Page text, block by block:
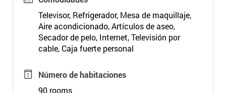
Televisor, Refrigerador, Mesa de maquillaje,
Aire acondicionado, Artículos de aseo,
Secador de pelo, Internet, Televisión por
cable, Caja fuerte personal
Número de habitaciones
90 rooms